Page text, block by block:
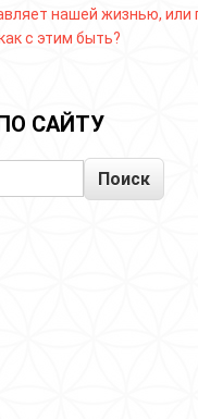
нашей жизнью, или
с этим быть?
САЙТУ